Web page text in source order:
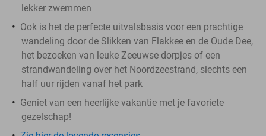
lekker zwemmen
Ook is het de perfecte uitvalsbasis voor een prachtige
wandeling door de Slikken van Flakkee en de Oude Dee,
het bezoeken van leuke Zeeuwse dorpjes of een
strandwandeling over het Noordzeestrand, slechts een
half uur rijden vanaf het park
Geniet van een heerlijke vakantie met je favoriete
gezelschap!